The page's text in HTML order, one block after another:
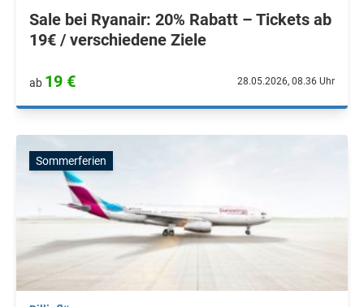
Sale bei Ryanair: 20% Rabatt – Tickets ab
19€ / verschiedene Ziele
ab 19 € 28.05.2026, 08.36 Uhr
Sommerferien